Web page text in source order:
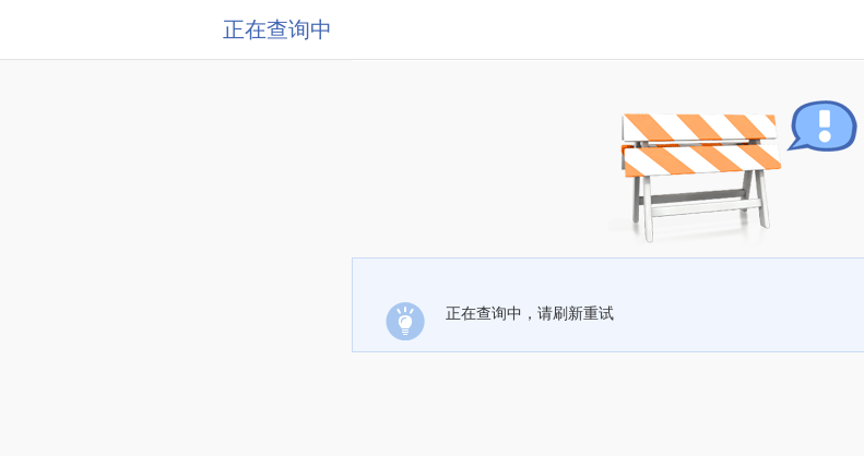
正在查询中
正在查询中，请刷新重试